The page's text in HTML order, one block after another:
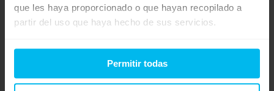
que les haya proporcionado o que hayan recopilado a
partir del uso que haya hecho de sus servicios.
Permitir todas